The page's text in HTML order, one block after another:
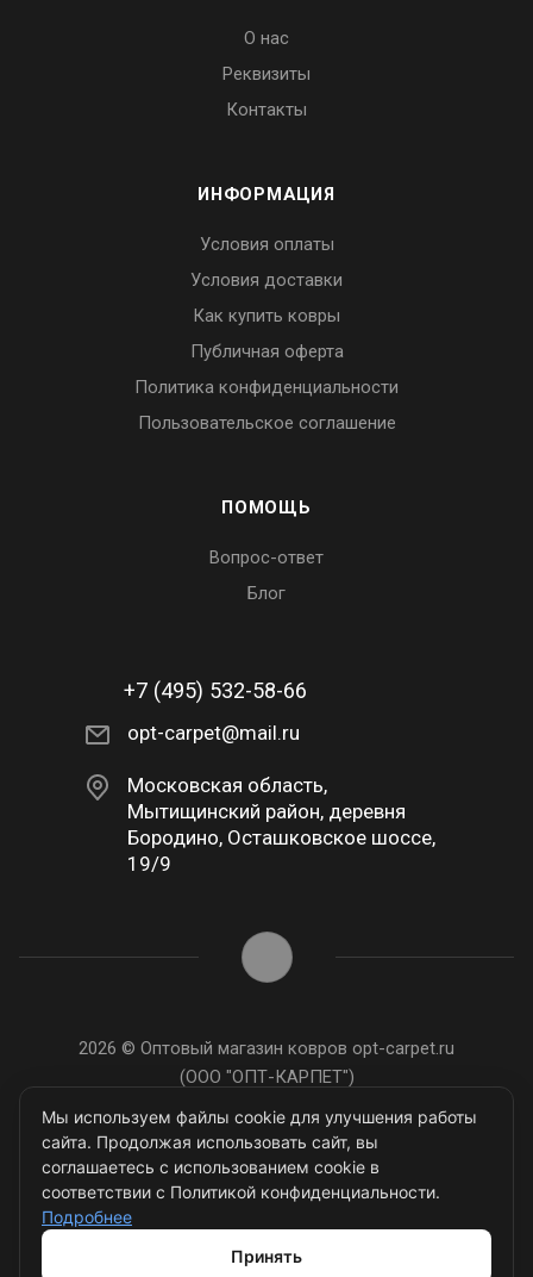
О нас
Реквизиты
Контакты
ИНФОРМАЦИЯ
Условия оплаты
Условия доставки
Как купить ковры
Публичная оферта
Политика конфиденциальности
Пользовательское соглашение
ПОМОЩЬ
Вопрос-ответ
Блог
+7 (495) 532-58-66
opt-carpet@mail.ru
Московская область,
Мытищинский район, деревня
Бородино, Осташковское шоссе,
19/9
2026 © Оптовый магазин ковров opt-carpet.ru
(ООО "ОПТ-КАРПЕТ")
ИНН: 7743907105
Мы используем файлы cookie для улучшения работы
сайта. Продолжая использовать сайт, вы
соглашаетесь с использованием cookie в
соответствии с Политикой конфиденциальности.
Подробнее
Принять